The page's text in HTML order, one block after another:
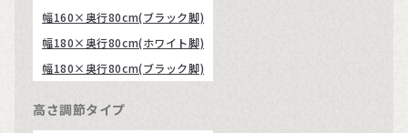
幅160×奥行80cm(ブラック脚)
幅180×奥行80cm(ホワイト脚)
幅180×奥行80cm(ブラック脚)
高さ調節タイプ